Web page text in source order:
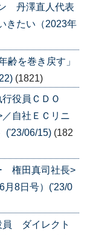
丹澤直人代表
きたい（2023年
を巻き戻す」
(1821)
行役員ＣＤＯ
自社ＥＣリニ
('23/06/15) (182
権田真司社長>
月8日号）('23/0
ダイレクト